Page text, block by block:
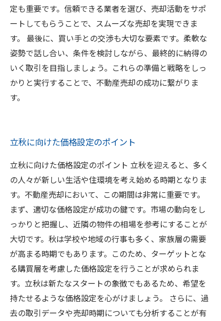
定も重要です。信頼できる業者を選び、売却活動をサポ
ートしてもらうことで、スムーズな売却を実現できま
す。 最後に、買い手との交渉も大切な要素です。柔軟な
姿勢で話し合い、条件を検討しながら、最終的に納得の
いく取引を目指しましょう。これらの準備と戦略をしっ
かりと実行することで、不動産売却の成功に繋がりま
す。
立秋に向けた価格設定のポイント
立秋に向けた価格設定のポイント 立秋を迎えると、多く
の人々が新しい生活や住環境を考え始める時期となりま
す。不動産売却において、この期間は非常に重要です。
まず、適切な価格設定が成功の鍵です。市場の動向をし
っかりと把握し、近隣の物件の相場を参考にすることが
大切です。秋は学校や地域の行事も多く、家族層の需要
が高まる時期でもあります。このため、ターゲットとな
る購買層を考慮した価格設定を行うことが求められま
す。立秋は新たなスタートの象徴でもあるため、希望を
持たせるような価格設定を心がけましょう。 さらに、過
去の取引データや売却時期についても分析することが有